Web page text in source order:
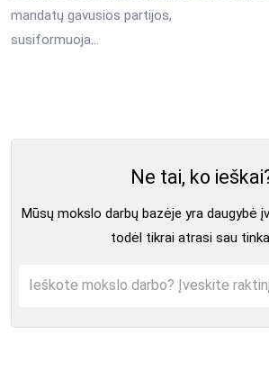
mandatų gavusios partijos,
susiformuoja...
Ne tai, ko
Mūsų mokslo darbų bazėje yra daugybė
todėl tikrai atrasi sau